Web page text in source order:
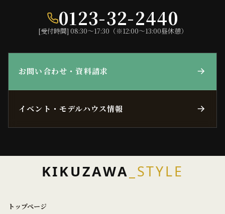
0123-32-2440
[受付時間] 08:30〜17:30（※12:00〜13:00昼休憩）
お問い合わせ・資料請求
イベント・モデルハウス情報
KIKUZAWA _STYLE
トップページ